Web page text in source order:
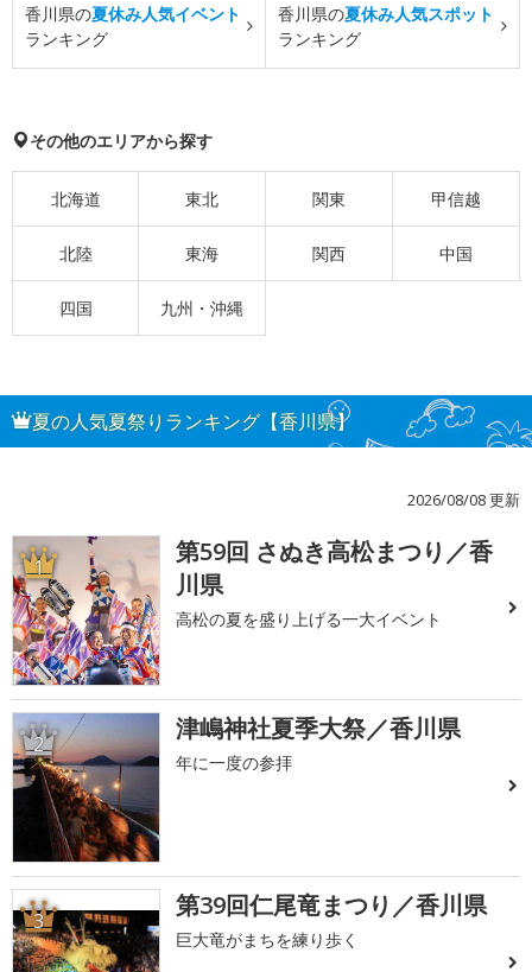
香川県の夏休み人気イベント
ランキング
香川県の夏休み人気スポット
ランキング
その他のエリアから探す
北海道 東北 関東 甲信越
北陸 東海 関西 中国
四国 九州・沖縄
夏の人気夏祭りランキング【香川県】
2026/08/08 更新
1
第59回 さぬき高松まつり／香
川県
高松の夏を盛り上げる一大イベント
2 津嶋神社夏季大祭／香川県
年に一度の参拝
3 第39回仁尾竜まつり／香川県
巨大竜がまちを練り歩く